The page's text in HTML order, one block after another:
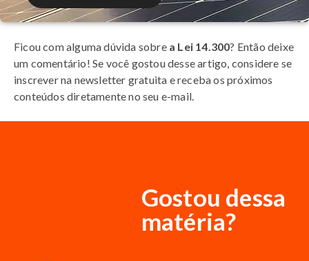
Ficou com alguma dúvida sobrea Lei 14.300? Então deixe
um comentário! Se você gostou desse artigo, considere se
inscrever na newsletter gratuita e receba os próximos
conteúdos diretamente no seu e-mail.
Gostou dessa
matéria?